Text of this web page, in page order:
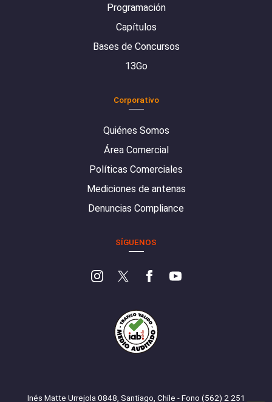
Programación
Capítulos
Bases de Concursos
13Go
Corporativo
Quiénes Somos
Área Comercial
Políticas Comerciales
Mediciones de antenas
Denuncias Compliance
SÍGUENOS
Inés Matte Urrejola 0848, Santiago, Chile - Fono (562) 2 251